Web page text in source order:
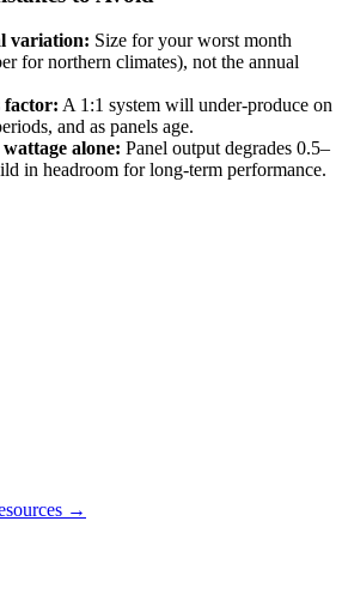
variation: Size for your worst month
for northern climates), not the annual
factor: A 1:1 system will under-produce on
and as panels age.
alone: Panel output degrades 0.5–
in headroom for long-term performance.
→